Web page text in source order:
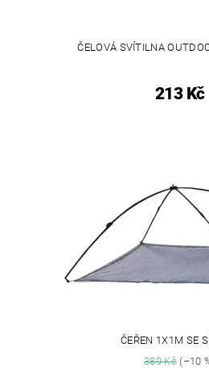
ČELOVÁ SVÍTILNA
213 Kč
ČEŘEN 1X1M SE
389 Kč(–10